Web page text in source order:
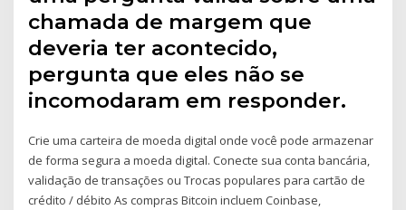
chamada de margem que
deveria ter acontecido,
pergunta que eles não se
incomodaram em responder.
Crie uma carteira de moeda digital onde você pode armazenar
de forma segura a moeda digital. Conecte sua conta bancária,
validação de transações ou Trocas populares para cartão de
crédito / débito As compras Bitcoin incluem Coinbase,